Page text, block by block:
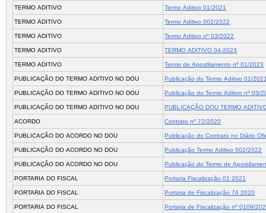
TERMO ADITIVO Termo Aditivo 01/2021
TERMO ADITIVO Termo Aditivo 002/2022
TERMO ADITIVO Termo Aditivo nº 03/2022
TERMO ADITIVO TERMO ADITIVO 04-2023
TERMO ADITIVO Termo de Apostilamento nº 01/2023
PUBLICAÇÃO DO TERMO ADITIVO NO DOU Publicação do Termo Aditivo 01/
PUBLICAÇÃO DO TERMO ADITIVO NO DOU Publicação do Termo Aditivo nº 03/
PUBLICAÇÃO DO TERMO ADITIVO NO DOU PUBLICAÇÃO DOU TERMO
ACORDO Contrato nº 72/2020
PUBLICAÇÃO DO ACORDO NO DOU Publicação do Contrato no Diário
PUBLICAÇÃO DO ACORDO NO DOU Publicação Termo Aditivo 002/2022
PUBLICAÇÃO DO ACORDO NO DOU Publicação do Termo de
PORTARIA DO FISCAL Portaria Fiscalização 01 2021
PORTARIA DO FISCAL Portaria de Fiscalização 74 2020
PORTARIA DO FISCAL Portaria de Fiscalização nº 0109/